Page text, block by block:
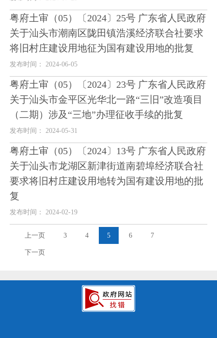
粤府土审（05）〔2024〕25号 广东省人民政府
关于汕头市潮南区陇田镇浩溪经济联合社要求
将旧村庄建设用地征为国有建设用地的批复
发布时间： 2024-06-05
粤府土审（05）〔2024〕23号 广东省人民政府
关于汕头市金平区光华北一路“三旧”改造项目
（二期）涉及“三地”办理征收手续的批复
发布时间： 2024-05-31
粤府土审（05）〔2024〕13号 广东省人民政府
关于汕头市龙湖区新津街道南碧埠经济联合社
要求将旧村庄建设用地转为国有建设用地的批
复
发布时间： 2024-02-19
上一页 3 4 5 6 7
下一页